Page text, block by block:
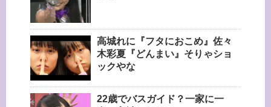
高城れに『フタにおこめ』佐々
木彩夏『どんまい』そりゃショ
ックやな
22歳でバスガイド？一家に一